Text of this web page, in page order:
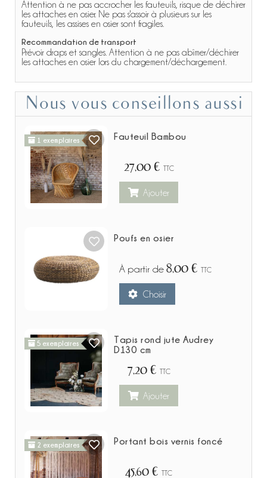
Attention à ne pas accrocher les fauteuils, risque de déchirer
les attaches en osier. Ne pas s'assoir à plusieurs sur les
fauteuils, les assises en osier sont fragiles.
Recommandation de transport
Prévoir draps et sangles. Attention à ne pas abîmer/déchirer
les attaches en osier lors du chargement/déchargement.
Nous vous conseillons aussi
1 exemplaires Fauteuil Bambou
27,00 € TTC
Ajouter
Poufs en osier
À partir de 8,00 € TTC
Choisir
5 exemplaires
Tapis rond jute Audrey
D130 cm
7,20 € TTC
Ajouter
2 exemplaires Portant bois vernis foncé
45,60 € TTC